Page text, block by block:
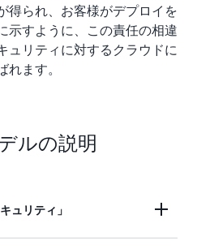
得られ、お客様がデプロイを
示すように、この責任の相違
ュリティに対するクラウドに
ます。
ルの説明
ュリティ」